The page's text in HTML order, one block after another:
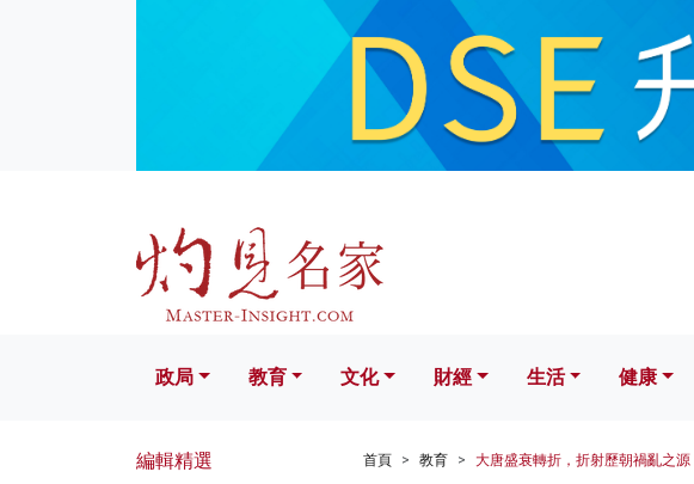
文化 財經 生活 健康
政局 教育 文化 財經 生活 健康
首頁 教育 大唐盛衰轉折，折射歷朝禍亂之源
編輯精選